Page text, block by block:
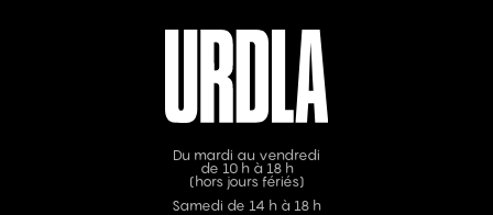
Du mardi au vendredi
de 10 h à 18 h
(hors jours fériés)
Samedi de 14 h à 18 h